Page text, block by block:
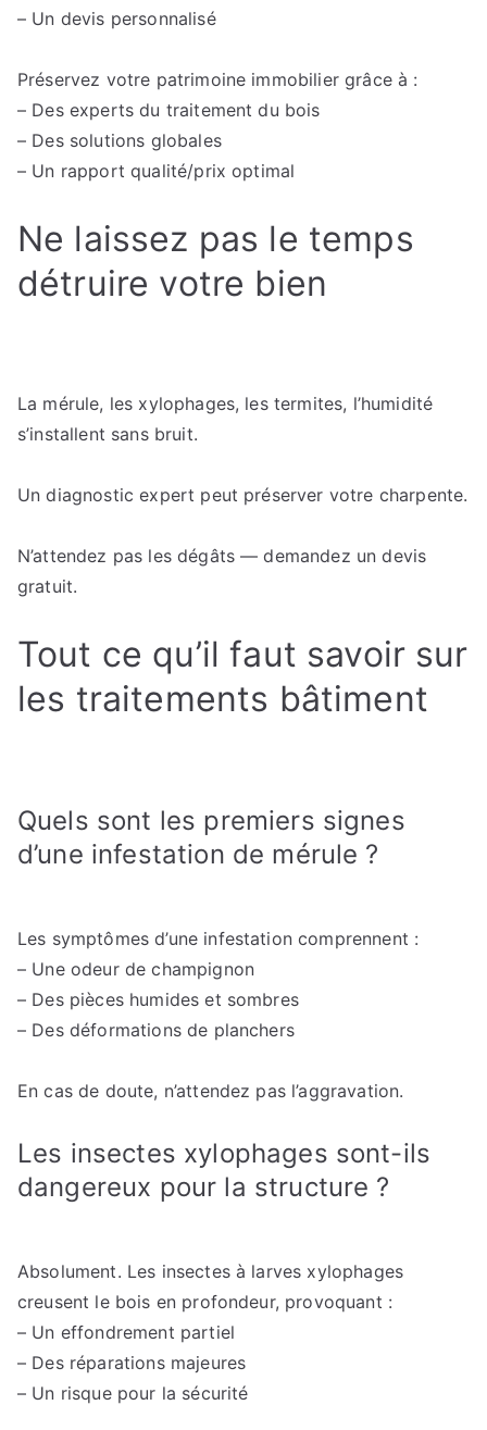
– Un devis personnalisé
Préservez votre patrimoine immobilier grâce à :
– Des experts du traitement du bois
– Des solutions globales
– Un rapport qualité/prix optimal
Ne laissez pas le temps
détruire votre bien
La mérule, les xylophages, les termites, l’humidité
s’installent sans bruit.
Un diagnostic expert peut préserver votre charpente.
N’attendez pas les dégâts — demandez un devis
gratuit.
Tout ce qu’il faut savoir sur
les traitements bâtiment
Quels sont les premiers signes
d’une infestation de mérule ?
Les symptômes d’une infestation comprennent :
– Une odeur de champignon
– Des pièces humides et sombres
– Des déformations de planchers
En cas de doute, n’attendez pas l’aggravation.
Les insectes xylophages sont-ils
dangereux pour la structure ?
Absolument. Les insectes à larves xylophages
creusent le bois en profondeur, provoquant :
– Un effondrement partiel
– Des réparations majeures
– Un risque pour la sécurité